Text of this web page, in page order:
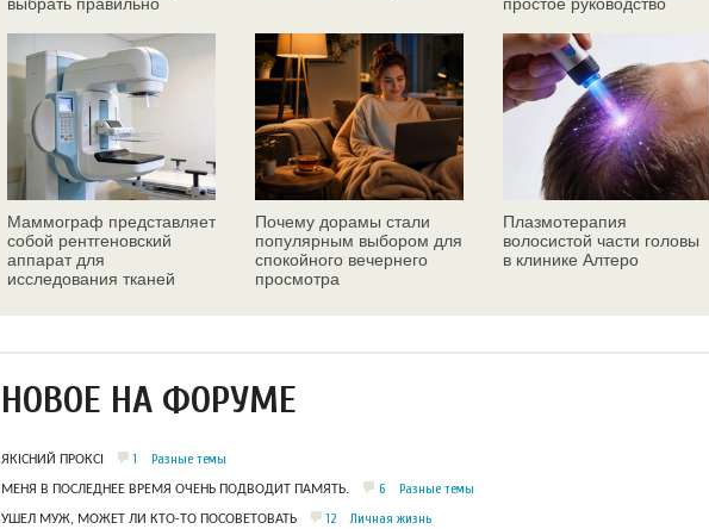
выбрать правильно
простое руководство
Маммограф представляет
собой рентгеновский
аппарат для
исследования тканей
Почему дорамы стали
популярным выбором для
спокойного вечернего
просмотра
Плазмотерапия
волосистой части головы
в клинике Алтеро
НОВОЕ НА ФОРУМЕ
ЯКІСНИЙ ПРОКСІ 1 Разные темы
МЕНЯ В ПОСЛЕДНЕЕ ВРЕМЯ ОЧЕНЬ ПОДВОДИТ ПАМЯТЬ. 6 Разные темы
УШЕЛ МУЖ, МОЖЕТ ЛИ КТО-ТО ПОСОВЕТОВАТЬ 12 Личная жизнь